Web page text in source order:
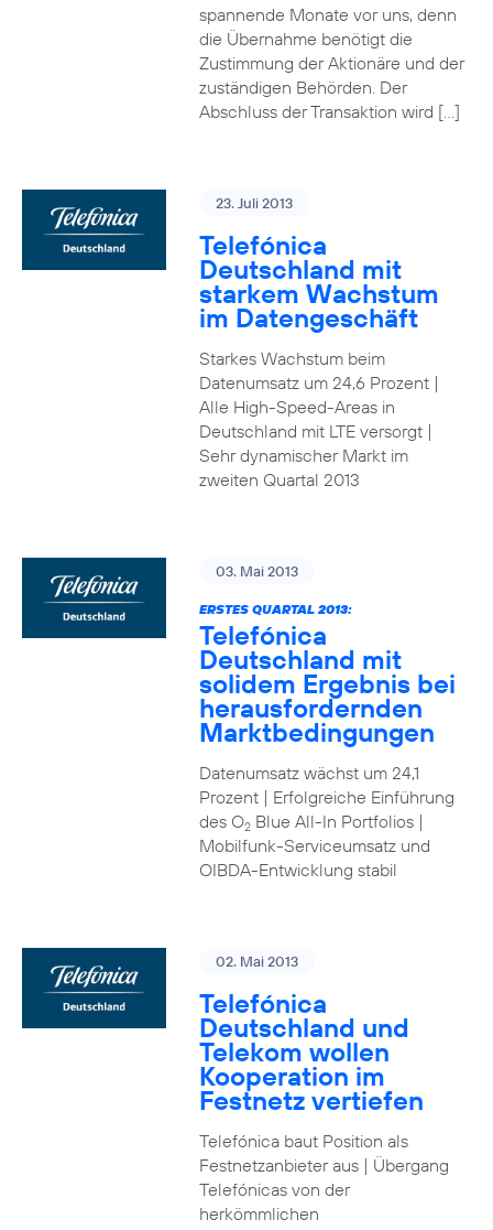
spannende Monate vor uns, denn
die Übernahme benötigt die
Zustimmung der Aktionäre und der
zuständigen Behörden. Der
Abschluss der Transaktion wird […]
23. Juli 2013
Telefónica
Deutschland mit
starkem Wachstum
im Datengeschäft
Starkes Wachstum beim
Datenumsatz um 24,6 Prozent |
Alle High-Speed-Areas in
Deutschland mit LTE versorgt |
Sehr dynamischer Markt im
zweiten Quartal 2013
03. Mai 2013
ERSTES QUARTAL 2013:
Telefónica
Deutschland mit
solidem Ergebnis bei
herausfordernden
Marktbedingungen
Datenumsatz wächst um 24,1
Prozent | Erfolgreiche Einführung
des O2Blue All-In Portfolios |
Mobilfunk-Serviceumsatz und
OIBDA-Entwicklung stabil
02. Mai 2013
Telefónica
Deutschland und
Telekom wollen
Kooperation im
Festnetz vertiefen
Telefónica baut Position als
Festnetzanbieter aus | Übergang
Telefónicas von der
herkömmlichen